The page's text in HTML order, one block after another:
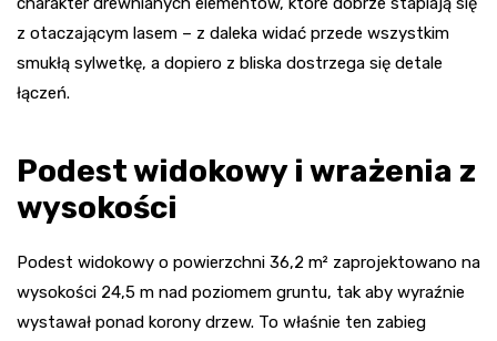
z otaczającym lasem – z daleka widać przede wszystkim
smukłą sylwetkę, a dopiero z bliska dostrzega się detale
łączeń.
Podest widokowy i wrażenia z
wysokości
Podest widokowy o powierzchni 36,2 m² zaprojektowano na
wysokości 24,5 m nad poziomem gruntu, tak aby wyraźnie
wystawał ponad korony drzew. To właśnie ten zabieg